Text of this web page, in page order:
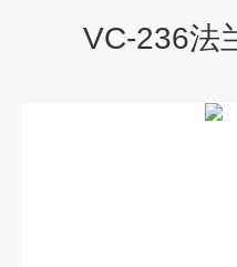
VC-236法